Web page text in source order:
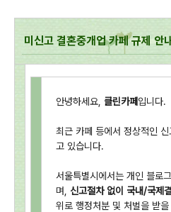
미신고 결혼중개업 카페 규제 안
안녕하세요, 클린카페입니다.
최근 카페 등에서 정상적인
고 있습니다.
서울특별시에서는 개인 블로
며, 신고절차 없이 국내/국제
위로 행정처분 및 처벌을 받